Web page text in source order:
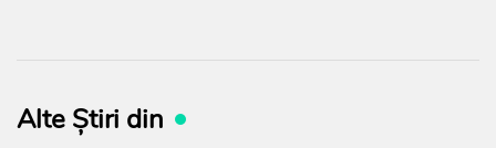
Alte Știri din